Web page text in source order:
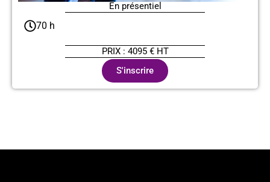
En présentiel
70 h
PRIX : 4095 € HT
S'inscrire